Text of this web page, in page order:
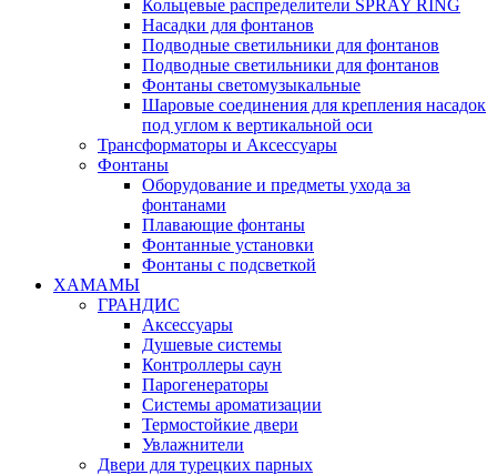
Кольцевые распределители SPRAY RING
Насадки для фонтанов
Подводные светильники для фонтанов
Подводные светильники для фонтанов
Фонтаны светомузыкальные
Шаровые соединения для крепления насадок
под углом к вертикальной оси
Трансформаторы и Аксессуары
Фонтаны
Оборудование и предметы ухода за
фонтанами
Плавающие фонтаны
Фонтанные установки
Фонтаны с подсветкой
ХАМАМЫ
ГРАНДИС
Аксессуары
Душевые системы
Контроллеры саун
Парогенераторы
Системы ароматизации
Термостойкие двери
Увлажнители
Двери для турецких парных